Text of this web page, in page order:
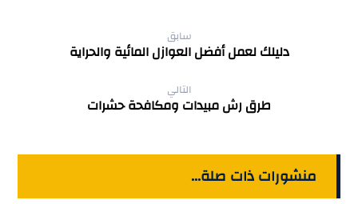
سابق
دليلك لعمل أفضل العوازل المائية والحراية
التالي
طرق رش مبيدات ومكافحة حشرات
منشورات ذات صلة...